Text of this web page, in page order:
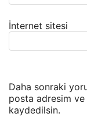
İnternet sitesi
Daha sonraki
posta adresim ve
kaydedilsin.